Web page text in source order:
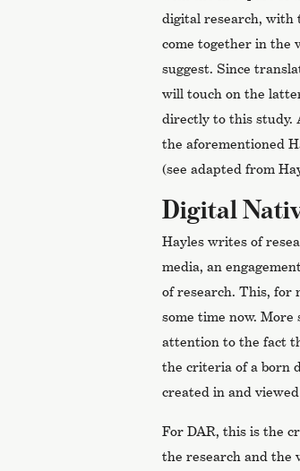
digital research, with
come together in the
suggest. Since
will touch on the
directly to this study.
the aforementioned
(see adapted from
Digital
Hayles writes of
media, an
of research. This, for
some time now.
attention to the fact
the criteria of a born
created in and
For DAR, this is the
the research and